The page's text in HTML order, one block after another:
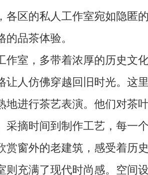
各区的私人工作室宛如隐匿
品茶体验。
作室，多带着浓厚的历史文
让人仿佛穿越回旧时光。这
地进行茶艺表演。他们对茶
采摘时间到制作工艺，每一
赏窗外的老建筑，感受着历
则充满了现代时尚感。空间